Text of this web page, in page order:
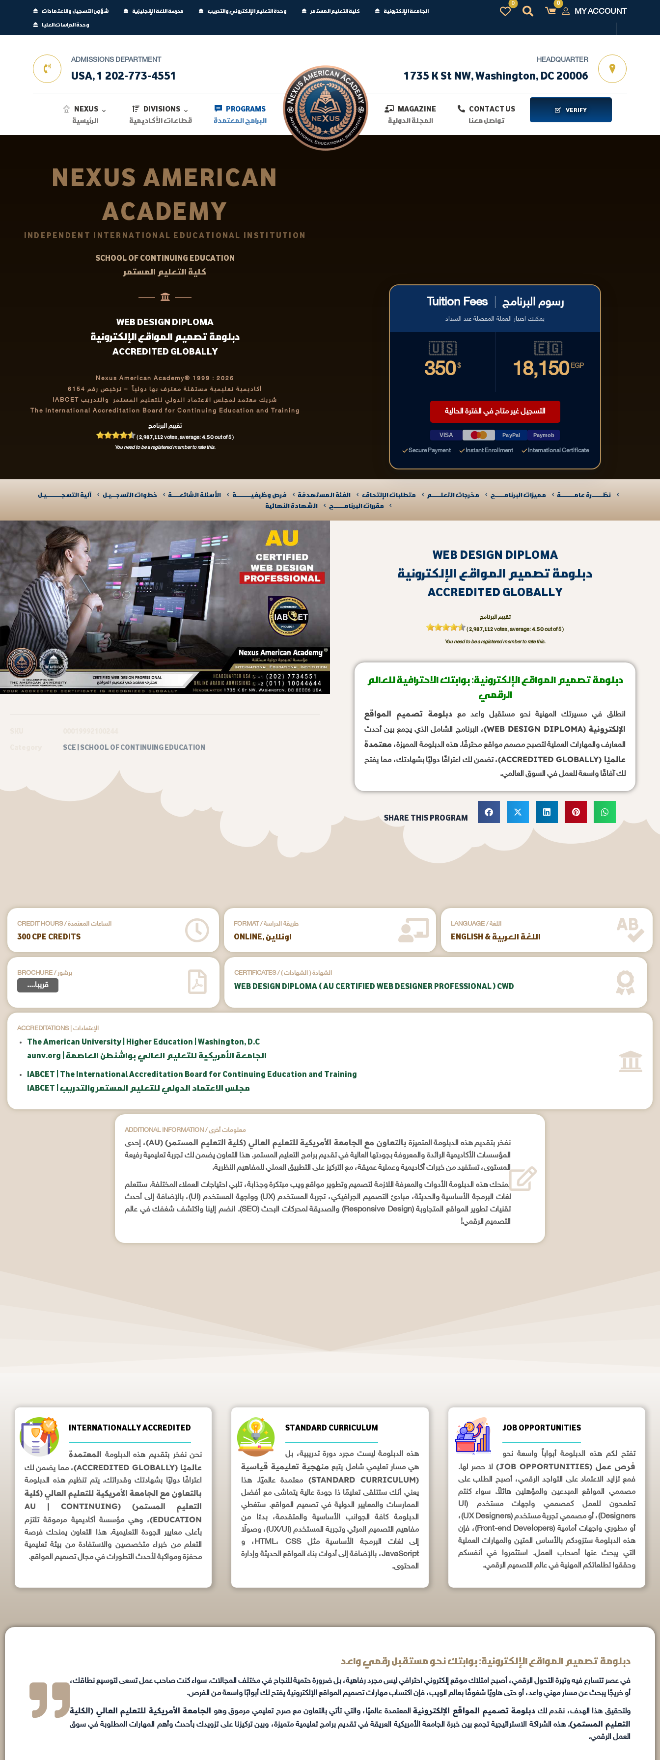
شؤون التسجيل والاعتمادات مدرسة اللغة الإنجليزية وحدة التعليم الإلكتروني والتدريب كلية التعليم المستمر
الجامعة الإلكترونية
وحدة الدراسات العليا
MY ACCOUNT
ADMISSIONS DEPARTMENT
USA, 1 202-773-4551
HEADQUARTER
1735 K St NW, Washington, DC 20006
NEXUS
الرئيسية
DIVISIONS
قطاعات الأكاديمية
PROGRAMS
البرامج المعتمدة
MAGAZINE
المجلة الدولية
CONTACT US
تواصل معنا
VERIFY
NEXUS AMERICAN
ACADEMY
INDEPENDENT INTERNATIONAL EDUCATIONAL INSTITUTION
SCHOOL OF CONTINUING EDUCATION
كلية التعليم المستمر
WEB DESIGN DIPLOMA
دبلومة تصميم المواقع الإلكترونية
ACCREDITED GLOBALLY
Nexus American Academy® 1999 : 2026
أكاديمية تعليمية مستقلة معترف بها دولياً
– ترخيص رقم 6154
شريك معتمد لمجلس الاعتماد الدولي للتعليم المستمر والتدريب IABCET
The International Accreditation Board for Continuing Education and Training
تقييم البرنامج
(2,987,112votes, average:4.50out of 5 )
You need to be a registered member to rate this.
Tuition Fees رسوم البرنامج
يمكنك اختيار العملة المفضلة عند السداد
🇺🇸
350 $
🇪🇬
18,150 EGP
التسجيل غير متاح في الفترة الحالية
VISA PayPal Paymob
Secure Payment Instant Enrollment International Certificate
نظـــــــرة عامـــــــــة مميزات البرنامــــــج مخرجات التعلــــــم متطلبات الإلتحاق الفئة المستهدفة فرص وظيفيــــــــــة الأسئلة الشائعـــــة خطوات التسجـــيـل
آلية التسجــــــــــيـل​
مقررات البرنامـــــــج
الشهادة النهائية
SCE | SCHOOL OF CONTINUING EDUCATION
WEB DESIGN DIPLOMA
دبلومة تصميم المواقع الإلكترونية
ACCREDITED GLOBALLY
تقييم البرنامج
(2,987,112votes, average:4.50out of 5 )
You need to be a registered member to rate this.
دبلومة تصميم المواقع الإلكترونية: بوابتك الاحترافية للعالم
الرقمي
انطلق في مسيرتك المهنية نحو مستقبل واعد مع دبلومة تصميم المواقع
الإلكترونية (WEB DESIGN DIPLOMA)
، البرنامج الشامل الذي يجمع بين أحدث
المعارف والمهارات العملية لتصبح مصمم مواقع محترفًا. هذه الدبلومة المميزة، معتمدة
عالميًا (ACCREDITED GLOBALLY)
، تضمن لك اعترافًا دوليًا بشهادتك، مما يفتح
لك آفاقًا واسعة للعمل في السوق العالمي.
SHARE THIS PROGRAM
CREDIT HOURS / الساعات المعتمدة
300 CPE CREDITS
FORMAT / طريقة الدراسة
ONLINE, اونلاين
LANGUAGE / اللغة
ENGLISH & اللغة العربية
BROCHURE / برشور
....قريبا
CERTIFICATES / ( الشهادات ) الشهادة
WEB DESIGN DIPLOMA ( AU CERTIFIED WEB DESIGNER PROFESSIONAL ) CWD
ACCREDITATIONS | الإعتمادات
The American University | Higher Education | Washington, D.C
aunv.org | الجامعة الأمريكية للتعليم العالي بواشنطن العاصمة
IABCET | The International Accreditation Board for Continuing Education and Training
IABCET | مجلس الاعتماد الدولي للتعليم المستمر والتدريب
ADDITIONAL INFORMATION / معلومات أخرى
نفخر بتقديم هذه الدبلومة المتميزة بالتعاون مع الجامعة الأمريكية للتعليم العالي (كلية التعليم المستمر) (AU)
، إحدى
المؤسسات الأكاديمية الرائدة والمعروفة بجودتها العالية في تقديم برامج التعليم المستمر. هذا التعاون يضمن لك تجربة تعليمية رفيعة
المستوى، تستفيد من خبرات أكاديمية وعملية عميقة، مع التركيز على التطبيق العملي للمفاهيم النظرية.
تمنحك هذه الدبلومة الأدوات والمعرفة اللازمة لتصميم وتطوير مواقع ويب مبتكرة وجذابة، تلبي احتياجات العملاء المختلفة. ستتعلم
لغات البرمجة الأساسية والحديثة، مبادئ التصميم الجرافيكي، تجربة المستخدم (UX) وواجهة المستخدم (UI)، بالإضافة إلى أحدث
تقنيات تطوير المواقع المتجاوبة (Responsive Design) والصديقة لمحركات البحث (SEO). انضم إلينا واكتشف شغفك في عالم
التصميم الرقمي!
INTERNATIONALLY ACCREDITED
نحن نفخر بتقديم هذه الدبلومة المعتمدة
عالميًا (ACCREDITED GLOBALLY)
، مما يضمن لك
اعترافًا دوليًا بشهادتك وقدراتك. يتم تنظيم هذه الدبلومة
بالتعاون مع الجامعة الأمريكية للتعليم العالي (كلية
التعليم المستمر) (AU | CONTINUING
EDUCATION) ، وهي مؤسسة أكاديمية مرموقة تلتزم
بأعلى معايير الجودة التعليمية. هذا التعاون يمنحك فرصة
التعلم من خبراء متخصصين والاستفادة من بيئة تعليمية
محفزة ومواكبة لأحدث التطورات في مجال تصميم المواقع.
STANDARD CURRICULUM
هذه الدبلومة ليست مجرد دورة تدريبية، بل
هي مسار تعليمي شامل يتبع منهجية تعليمية قياسية
(STANDARD CURRICULUM)
معتمدة عالميًا. هذا
يعني أنك ستتلقى تعليمًا ذا جودة عالية يتماشى مع أفضل
الممارسات والمعايير الدولية في تصميم المواقع. ستغطي
الدبلومة كافة الجوانب الأساسية والمتقدمة، بدءًا من
مفاهيم التصميم المرئي وتجربة المستخدم (UX/UI)، وصولًا
إلى لغات البرمجة الأساسية مثل HTML، CSS، و
JavaScript، بالإضافة إلى أدوات بناء المواقع الحديثة وإدارة
المحتوى.
JOB OPPORTUNITIES
تفتح لكم هذه الدبلومة أبواباً واسعة نحو
فرص عمل (JOB OPPORTUNITIES)
لا حصر لها.
فمع تزايد الاعتماد على التواجد الرقمي، أصبح الطلب على
مصممي المواقع المبدعين والمؤهلين هائلاً. سواء كنتم
تطمحون للعمل كمصممي واجهات مستخدم (UI
Designers)، أو مصممي تجربة مستخدم (UX Designers)،
أو مطوري واجهات أمامية (Front-end Developers)، فإن
هذه الدبلومة ستزودكم بالأساس المتين والمهارات العملية
التي يبحث عنها أصحاب العمل. استثمروا في أنفسكم
وحققوا تطلعاتكم المهنية في عالم التصميم الرقمي.
دبلومة تصميم المواقع الإلكترونية: بوابتك نحو مستقبل رقمي واعد
في عصر تتسارع فيه وتيرة التحول الرقمي، أصبح امتلاك موقع إلكتروني احترافي ليس مجرد رفاهية، بل ضرورة حتمية للنجاح في مختلف المجالات. سواء كنت صاحب عمل تسعى لتوسيع نطاقك،
أو خريجًا يبحث عن مسار مهني واعد، أو حتى هاويًا شغوفًا بعالم الويب، فإن اكتساب مهارات تصميم المواقع الإلكترونية يفتح لك أبوابًا واسعة من الفرص.
ولتحقيق هذا الهدف، نقدم لك دبلومة تصميم المواقع الإلكترونيةالمعتمدة عالميًا، والتي تأتي بالتعاون مع صرح تعليمي مرموق وهو الجامعة الأمريكية للتعليم العالي (الكلية
التعليم المستمر). هذه الشراكة الاستراتيجية تجمع بين خبرة الجامعة الأمريكية العريقة في تقديم برامج تعليمية متميزة، وبين تركيزنا على تزويدك بأحدث وأهم المهارات المطلوبة في سوق
العمل الرقمي.